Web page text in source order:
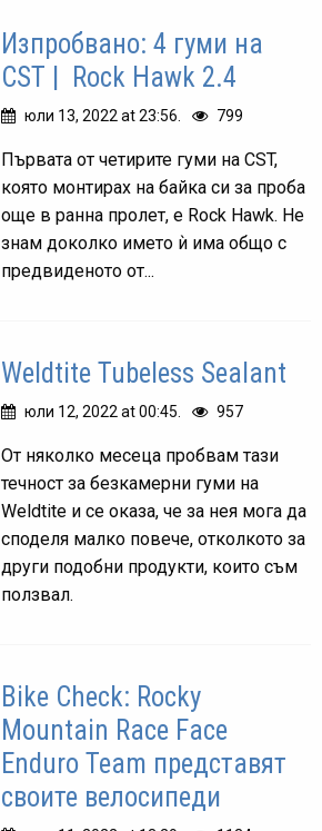
Изпробвано: 4 гуми на
CST | Rock Hawk 2.4
юли 13, 2022 at 23:56. 799
Първата от четирите гуми на CST,
която монтирах на байка си за проба
още в ранна пролет, е Rock Hawk. Не
знам доколко името ѝ има общо с
предвиденото от...
Weldtite Tubeless Sealant
юли 12, 2022 at 00:45. 957
От няколко месеца пробвам тази
течност за безкамерни гуми на
Weldtite и се оказа, че за нея мога да
споделя малко повече, отколкото за
други подобни продукти, които съм
ползвал.
Bike Check: Rocky
Mountain Race Face
Enduro Team представят
своите велосипеди